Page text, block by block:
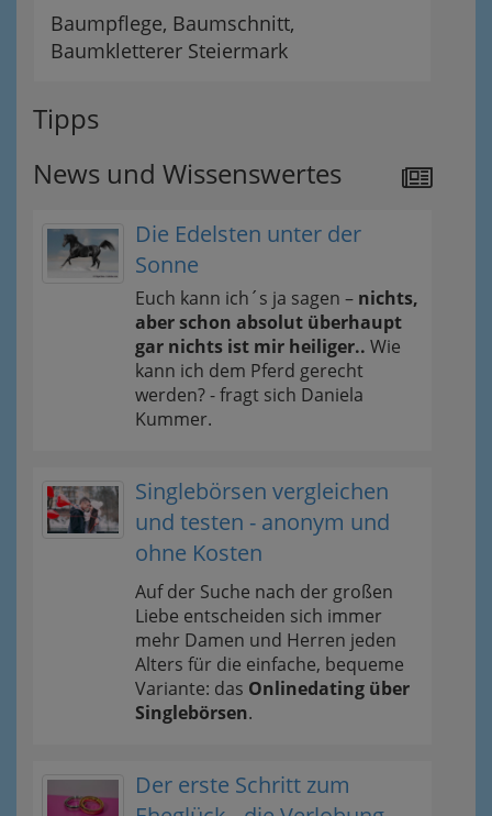
Baumpflege, Baumschnitt,
Baumkletterer Steiermark
Tipps
News und Wissenswertes
Die Edelsten unter der
Sonne
Euch kann ich´s ja sagen – nichts,
aber schon absolut überhaupt
gar nichts ist mir heiliger.. Wie
kann ich dem Pferd gerecht
werden? - fragt sich Daniela
Kummer.
Singlebörsen vergleichen
und testen - anonym und
ohne Kosten
Auf der Suche nach der großen
Liebe entscheiden sich immer
mehr Damen und Herren jeden
Alters für die einfache, bequeme
Variante: das Onlinedating über
Singlebörsen.
Der erste Schritt zum